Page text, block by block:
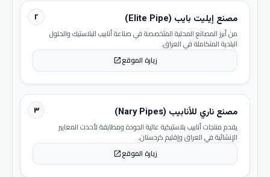
٢ مصنع إيليت بايب (Elite Pipe)
من أبرز المصانع المحلية المتخصصة في صناعة أنابيب البلاستيك والحلول
البلدية المتكاملة في العراق.
زيارة الموقعopen_in_new
٣ مصنع ناري للأنابيب (Nary Pipes)
يقدم منتجات أنابيب بلاستيكية عالية الجودة ومطابقة لأحدث المعايير
الإنشائية في العراق وإقليم كردستان.
زيارة الموقعopen_in_new